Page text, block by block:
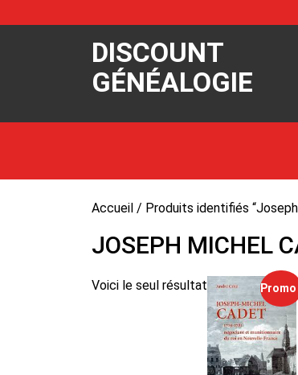
DISCOUNT
GÉNÉALOGIE
Accueil / Produits identifiés
JOSEPH MICHEL
Voici le seul résultat Promo